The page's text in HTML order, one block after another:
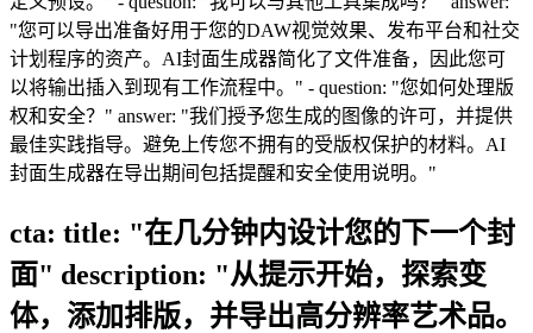
"您可以导出准备好用于您的DAW视觉效果、发布平台和社交
计划程序的资产。AI封面生成器简化了文件准备，因此您可
以将输出插入到现有工作流程中。" - question: "您如何处理版
权和安全？" answer: "我们授予您生成的图像的许可，并提供
最佳实践指导。避免上传您不拥有的受版权保护的材料。AI
封面生成器在导出期间包括提醒和安全使用说明。"
cta: title: "在几分钟内设计您的下一个封
面" description: "从提示开始，探索变
体，添加排版，并导出高分辨率艺术品。